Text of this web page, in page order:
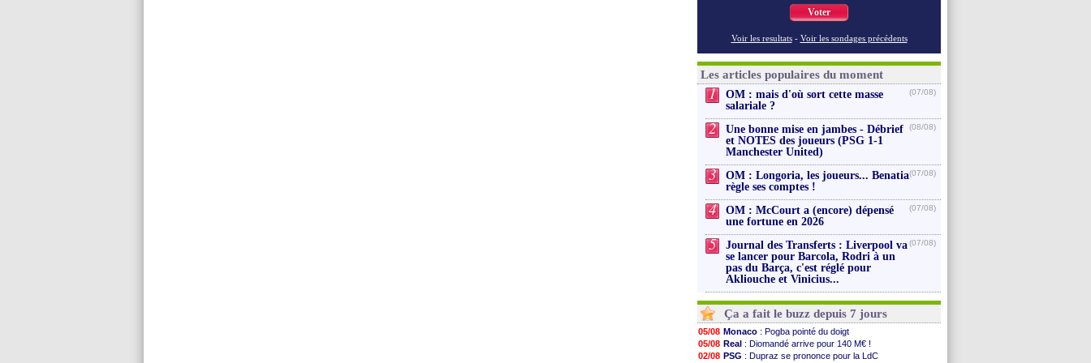
Voter
Voir les resultats - Voir les sondages précédents
Les articles populaires du moment
1
OM : mais d'où sort cette masse
salariale ?
(07/08)
2
Une bonne mise en jambes - Débrief
et NOTES des joueurs (PSG 1-1
Manchester United)
(08/08)
3
OM : Longoria, les joueurs... Benatia
règle ses comptes !
(07/08)
4
OM : McCourt a (encore) dépensé
une fortune en 2026
(07/08)
5
Journal des Transferts : Liverpool va
se lancer pour Barcola, Rodri à un
pas du Barça, c'est réglé pour
Akliouche et Vinicius...
(07/08)
Ça a fait le buzz depuis 7 jours
05/08 Monaco : Pogba pointé du doigt
05/08 Real : Diomandé arrive pour 140 M€ !
02/08 PSG : Dupraz se prononce pour la LdC